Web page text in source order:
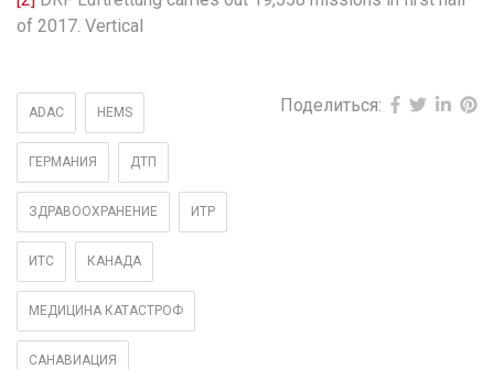
of 2017. Vertical
ADAC HEMS
ГЕРМАНИЯ ДТП
ЗДРАВООХРАНЕНИЕ ИТР
ИТС КАНАДА
МЕДИЦИНА КАТАСТРОФ
САНАВИАЦИЯ
Поделиться: